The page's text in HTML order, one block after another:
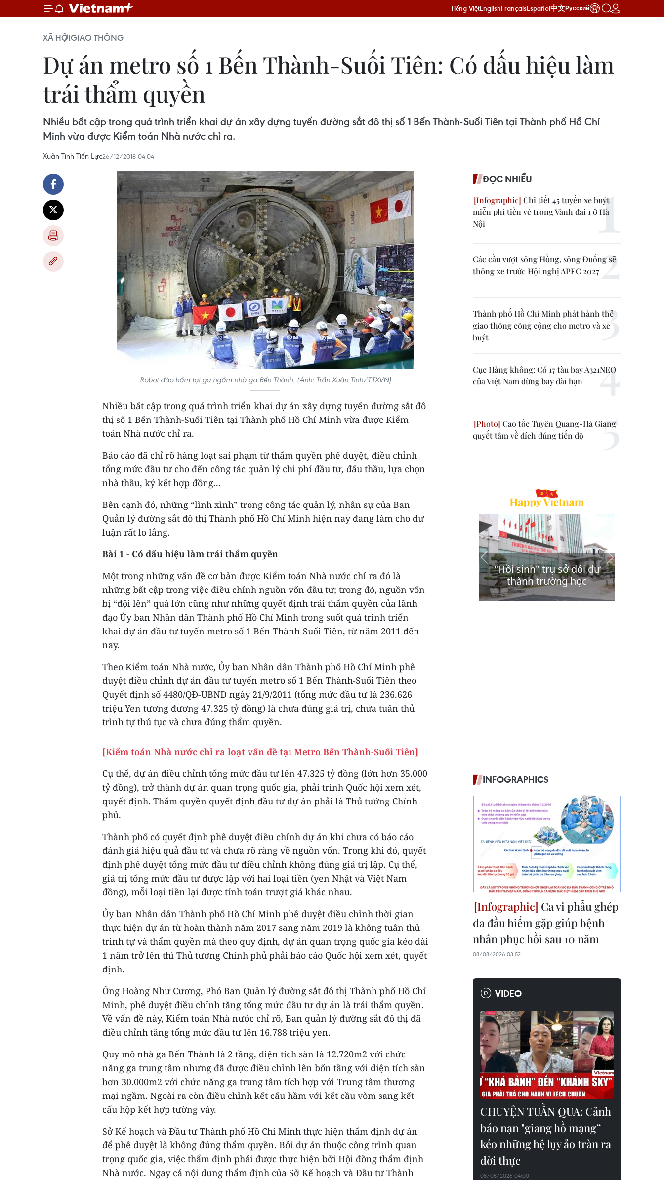
Tiếng ViệtEnglishFrançaisEspañol中文Русский
XÃ HỘIGIAO THÔNG
Dự án metro số 1 Bến Thành-Suối Tiên: Có dấu hiệu làm
trái thẩm quyền
Nhiều bất cập trong quá trình triển khai dự án xây dựng tuyến đường sắt đô thị số 1 Bến Thành-Suối Tiên tại Thành phố Hồ Chí
Minh vừa được Kiểm toán Nhà nước chỉ ra.
Xuân Tình-Tiến Lực26/12/2018 04:04
Robot đào hầm tại ga ngầm nhà ga Bến Thành. (Ảnh: Trần Xuân Tình/TTXVN)
Nhiều bất cập trong quá trình triển khai dự án xây dựng tuyến đường sắt đô
thị số 1 Bến Thành-Suối Tiên tại Thành phố Hồ Chí Minh vừa được Kiểm
toán Nhà nước chỉ ra.
Báo cáo đã chỉ rõ hàng loạt sai phạm từ thẩm quyền phê duyệt, điều chỉnh
tổng mức đầu tư cho đến công tác quản lý chi phí đầu tư, đấu thầu, lựa chọn
nhà thầu, ký kết hợp đồng...
Bên cạnh đó, những “lình xình” trong công tác quản lý, nhân sự của Ban
Quản lý đường sắt đô thị Thành phố Hồ Chí Minh hiện nay đang làm cho dư
luận rất lo lắng.
Bài 1 - Có dấu hiệu làm trái thẩm quyền
Một trong những vấn đề cơ bản được Kiểm toán Nhà nước chỉ ra đó là
những bất cập trong việc điều chỉnh nguồn vốn đầu tư; trong đó, nguồn vốn
bị “đội lên” quá lớn cũng như những quyết định trái thẩm quyền của lãnh
đạo Ủy ban Nhân dân Thành phố Hồ Chí Minh trong suốt quá trình triển
khai dự án đầu tư tuyến metro số 1 Bến Thành-Suối Tiên, từ năm 2011 đến
nay.
Theo Kiểm toán Nhà nước, Ủy ban Nhân dân Thành phố Hồ Chí Minh phê
duyệt điều chỉnh dự án đầu tư tuyến metro số 1 Bến Thành-Suối Tiên theo
Quyết định số 4480/QĐ-UBND ngày 21/9/2011 (tổng mức đầu tư là 236.626
triệu Yen tương đương 47.325 tỷ đồng) là chưa đúng giá trị, chưa tuân thủ
trình tự thủ tục và chưa đúng thẩm quyền.
[Kiểm toán Nhà nước chỉ ra loạt vấn đề tại Metro Bến Thành-Suối Tiên]
Cụ thể, dự án điều chỉnh tổng mức đầu tư lên 47.325 tỷ đồng (lớn hơn 35.000
tỷ đồng), trở thành dự án quan trọng quốc gia, phải trình Quốc hội xem xét,
quyết định. Thẩm quyền quyết định đầu tư dự án phải là Thủ tướng Chính
phủ.
Thành phố có quyết định phê duyệt điều chỉnh dự án khi chưa có báo cáo
đánh giá hiệu quả đầu tư và chưa rõ ràng về nguồn vốn. Trong khi đó, quyết
định phê duyệt tổng mức đầu tư điều chỉnh không đúng giá trị lập. Cụ thể,
giá trị tổng mức đầu tư được lập với hai loại tiền (yen Nhật và Việt Nam
đồng), mỗi loại tiền lại được tính toán trượt giá khác nhau.
Ủy ban Nhân dân Thành phố Hồ Chí Minh phê duyệt điều chỉnh thời gian
thực hiện dự án từ hoàn thành năm 2017 sang năm 2019 là không tuân thủ
trình tự và thẩm quyền mà theo quy định, dự án quan trọng quốc gia kéo dài
1 năm trở lên thì Thủ tướng Chính phủ phải báo cáo Quốc hội xem xét, quyết
định.
Ông Hoàng Như Cương, Phó Ban Quản lý đường sắt đô thị Thành phố Hồ Chí
Minh, phê duyệt điều chỉnh tăng tổng mức đầu tư dự án là trái thẩm quyền.
Về vấn đề này, Kiểm toán Nhà nước chỉ rõ, Ban quản lý đường sắt đô thị đã
điều chỉnh tăng tổng mức đầu tư lên 16.788 triệu yen.
Quy mô nhà ga Bến Thành là 2 tầng, diện tích sàn là 12.720m2 với chức
năng ga trung tâm nhưng đã được điều chỉnh lên bốn tầng với diện tích sàn
hơn 30.000m2 với chức năng ga trung tâm tích hợp với Trung tâm thương
mại ngầm. Ngoài ra còn điều chỉnh kết cấu hầm với kết cầu vòm sang kết
cấu hộp kết hợp tường vây.
Sở Kế hoạch và Đầu tư Thành phố Hồ Chí Minh thực hiện thẩm định dự án
để phê duyệt là không đúng thẩm quyền. Bởi dự án thuộc công trình quan
trọng quốc gia, việc thẩm định phải được thực hiện bởi Hội đồng thẩm định
Nhà nước. Ngay cả nội dung thẩm định của Sở Kế hoạch và Đầu tư Thành
ĐỌC NHIỀU
Chi tiết 45 tuyến xe buýt
miễn phí tiền vé trong Vành đai 1 ở Hà
Nội
Các cầu vượt sông Hồng, sông Đuống sẽ
thông xe trước Hội nghị APEC 2027
Thành phố Hồ Chí Minh phát hành thẻ
giao thông công cộng cho metro và xe
buýt
Cục Hàng không: Có 17 tàu bay A321NEO
của Việt Nam dừng bay dài hạn
Cao tốc Tuyên Quang-Hà Giang
quyết tâm về đích đúng tiến độ
INFOGRAPHICS
Ca vi phẫu ghép
da đầu hiếm gặp giúp bệnh
nhân phục hồi sau 10 năm
08/08/2026 03:52
VIDEO
CHUYỆN TUẦN QUA: Cảnh
báo nạn "giang hồ mạng”
kéo những hệ lụy ảo tràn ra
đời thực
08/08/2026 04:00